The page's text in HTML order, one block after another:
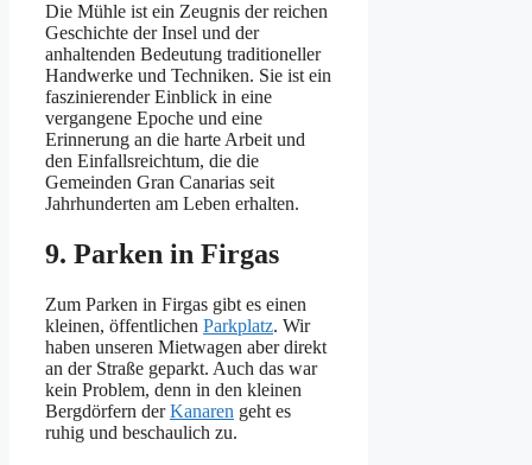
Die Mühle ist ein Zeugnis der reichen
Geschichte der Insel und der
anhaltenden Bedeutung traditioneller
Handwerke und Techniken. Sie ist ein
faszinierender Einblick in eine
vergangene Epoche und eine
Erinnerung an die harte Arbeit und
den Einfallsreichtum, die die
Gemeinden Gran Canarias seit
Jahrhunderten am Leben erhalten.
9. Parken in Firgas
Zum Parken in Firgas gibt es einen
kleinen, öffentlichen Parkplatz. Wir
haben unseren Mietwagen aber direkt
an der Straße geparkt. Auch das war
kein Problem, denn in den kleinen
Bergdörfern derKanaren geht es
ruhig und beschaulich zu.